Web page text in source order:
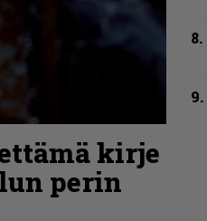
kirje
perin